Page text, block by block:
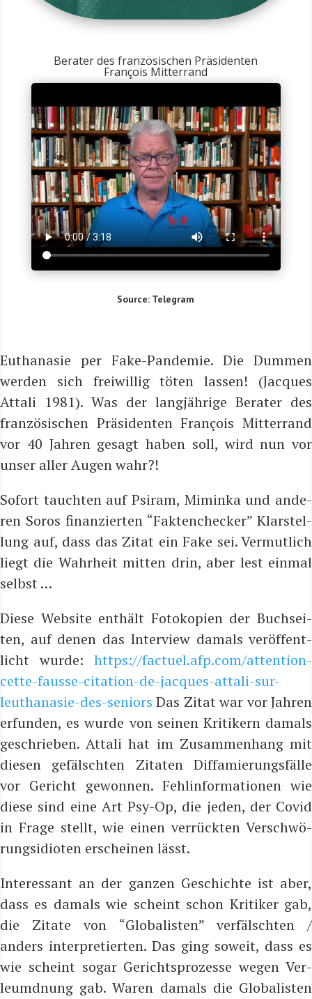
Berater des französischen Präsidenten
François Mitterrand
Source: Tele­gram
Eutha­na­sie per Fake-Pan­de­mie. Die Dum­men
wer­den sich frei­wil­lig töten las­sen! (Jac­ques
Attali 1981). Was der lang­jäh­ri­ge Bera­ter des
fran­zö­si­schen Prä­si­den­ten Fran­çois Mit­ter­rand
vor 40 Jah­ren gesagt haben soll, wird nun vor
unser aller Augen wahr?!
Sofort tauch­ten auf Psi­ram, Mimin­ka und ande­
ren Sor­os finan­zier­ten “Fak­ten­che­cker” Klar­stel­
lung auf, dass das Zitat ein Fake sei. Ver­mut­lich
liegt die Wahr­heit mit­ten drin, aber lest ein­mal
selbst …
Die­se Web­site ent­hält Foto­ko­pien der Buch­sei­
ten, auf denen das Inter­view damals ver­öf­fent­
licht wur­de: https://factuel.afp.com/attention-
cette-fausse-citation-de-jacques-attali-sur-
leuthanasie-des-seniors Das Zitat war vor Jah­ren
erfun­den, es wur­de von sei­nen Kri­ti­kern damals
geschrie­ben. Attali hat im Zusam­men­hang mit
die­sen gefälsch­ten Zita­ten Dif­fa­mie­rungs­fäl­le
vor Gericht gewon­nen. Fehl­in­for­ma­tio­nen wie
die­se sind eine Art Psy-Op, die jeden, der Covid
in Fra­ge stellt, wie einen ver­rück­ten Ver­schwö­
rungs­idio­ten erschei­nen lässt.
Inter­es­sant an der gan­zen Geschich­te ist aber,
dass es damals wie scheint schon Kri­ti­ker gab,
die Zita­te von “Glo­ba­lis­ten” ver­fälsch­ten /
anders inter­pre­tier­ten. Das ging soweit, dass es
wie scheint sogar Gerichts­pro­zes­se wegen Ver­
leumd­nung gab. Waren damals die Glo­ba­lis­ten